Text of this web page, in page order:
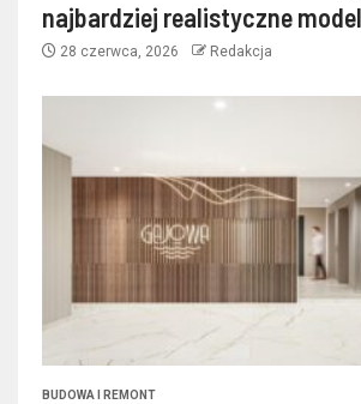
najbardziej realistyczne
28 czerwca, 2026 Redakcja
BUDOWA I REMONT